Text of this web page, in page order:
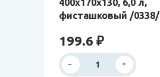
400x170x130, 6,0 л,
фисташковый /0338/
199.6 ₽